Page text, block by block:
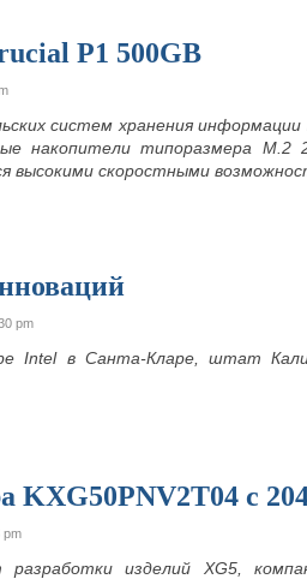
P1 500GB
систем хранения
накопители типоразмера M.2
высокими скоростными
pm
Intel в Санта-Кларе, штат
KXG50PNV2T04 с
pm
разработки изделий XG5,